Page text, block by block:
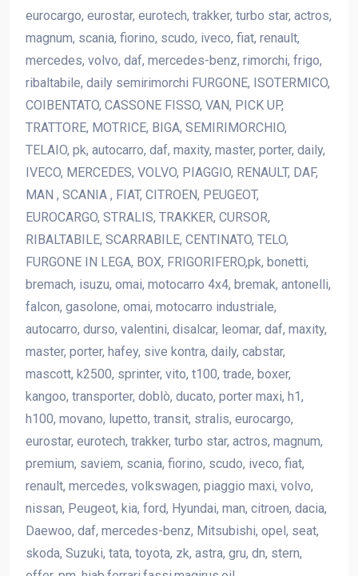
eurocargo, eurostar, eurotech, trakker, turbo star, actros,
magnum, scania, fiorino, scudo, iveco, fiat, renault,
mercedes, volvo, daf, mercedes-benz, rimorchi, frigo,
ribaltabile, daily semirimorchi FURGONE, ISOTERMICO,
COIBENTATO, CASSONE FISSO, VAN, PICK UP,
TRATTORE, MOTRICE, BIGA, SEMIRIMORCHIO,
TELAIO, pk, autocarro, daf, maxity, master, porter, daily,
IVECO, MERCEDES, VOLVO, PIAGGIO, RENAULT, DAF,
MAN , SCANIA , FIAT, CITROEN, PEUGEOT,
EUROCARGO, STRALIS, TRAKKER, CURSOR,
RIBALTABILE, SCARRABILE, CENTINATO, TELO,
FURGONE IN LEGA, BOX, FRIGORIFERO,pk, bonetti,
bremach, isuzu, omai, motocarro 4x4, bremak, antonelli,
falcon, gasolone, omai, motocarro industriale,
autocarro, durso, valentini, disalcar, leomar, daf, maxity,
master, porter, hafey, sive kontra, daily, cabstar,
mascott, k2500, sprinter, vito, t100, trade, boxer,
kangoo, transporter, doblò, ducato, porter maxi, h1,
h100, movano, lupetto, transit, stralis, eurocargo,
eurostar, eurotech, trakker, turbo star, actros, magnum,
premium, saviem, scania, fiorino, scudo, iveco, fiat,
renault, mercedes, volkswagen, piaggio maxi, volvo,
nissan, Peugeot, kia, ford, Hyundai, man, citroen, dacia,
Daewoo, daf, mercedes-benz, Mitsubishi, opel, seat,
skoda, Suzuki, tata, toyota, zk, astra, gru, dn, stern,